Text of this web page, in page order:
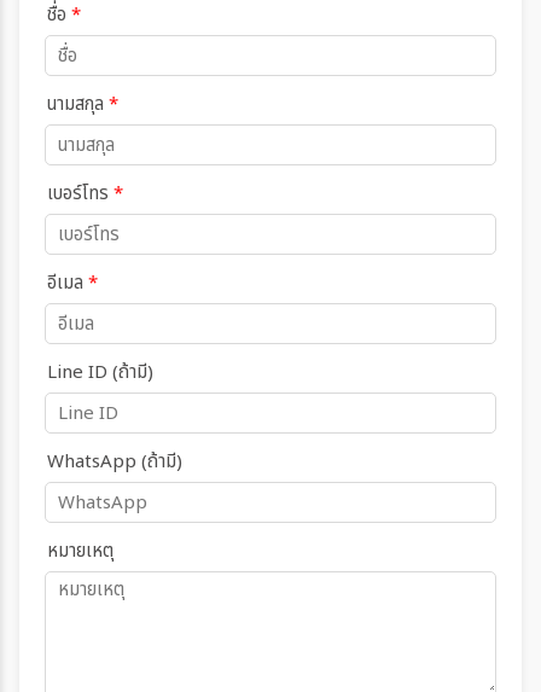
ชื่อ *
นามสกุล *
เบอร์โทร *
อีเมล *
Line ID (ถ้ามี)
WhatsApp (ถ้ามี)
หมายเหตุ